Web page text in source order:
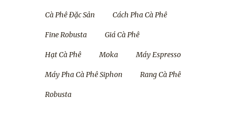
Cà Phê Đặc Sản Cách Pha Cà Phê
Fine Robusta Giá Cà Phê
Hạt Cà Phê Moka Máy Espresso
Máy Pha Cà Phê Siphon Rang Cà Phê
Robusta